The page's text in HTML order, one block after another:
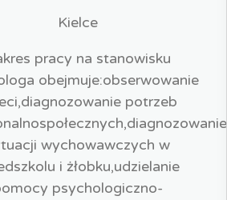
Kielce
pracy na stanowisku
obejmuje:obserwowanie
potrzeb
wychowawczych w
i żłobku,udzielanie
psychologiczno-